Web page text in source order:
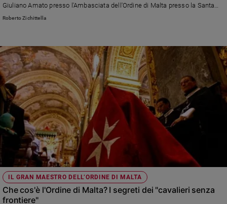
Fede
Santi
Devozione
e
fede
Parola
giorno
Santo
giorno
Società
e
valori
Giuliano Amato presso l'Ambasciata dell'Ordine di Malta presso la Santa
Sede.
Roberto Zichittella
IL GRAN MAESTRO DELL’ORDINE DI MALTA
Che cos'è l'Ordine di Malta? I segreti dei "cavalieri senza
frontiere"